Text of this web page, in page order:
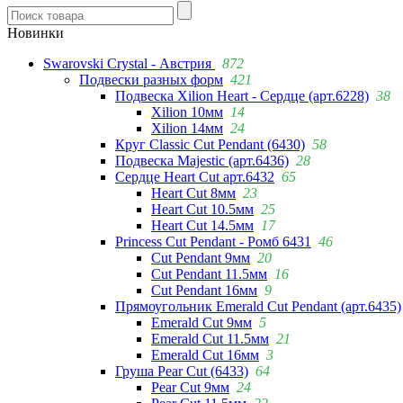
Новинки
Swarovski Crystal - Австрия
872
Подвески разных форм 421
Подвеска Xilion Heart - Сердце (арт.6228) 38
Xilion 10мм 14
Xilion 14мм 24
Круг Classic Cut Pendant (6430) 58
Подвеска Majestic (арт.6436) 28
Сердце Heart Cut арт.6432 65
Heart Cut 8мм 23
Heart Cut 10.5мм 25
Heart Cut 14.5мм 17
Princess Cut Pendant - Ромб 6431
46
Cut Pendant 9мм 20
Cut Pendant 11.5мм 16
Cut Pendant 16мм 9
Прямоугольник Emerald Cut Pendant (арт.6435)
Emerald Cut 9мм 5
Emerald Cut 11.5мм 21
Emerald Cut 16мм 3
Груша Pear Cut (6433) 64
Pear Cut 9мм 24